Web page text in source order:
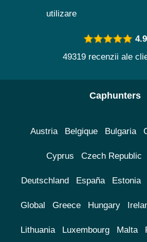
utilizare
4.9
49319 recenzii ale
Caphunters
Austria Belgique Bulgaria
Cyprus Czech Republic
Deutschland España Estonia
Global Greece Hungary
Lithuania Luxembourg Malta